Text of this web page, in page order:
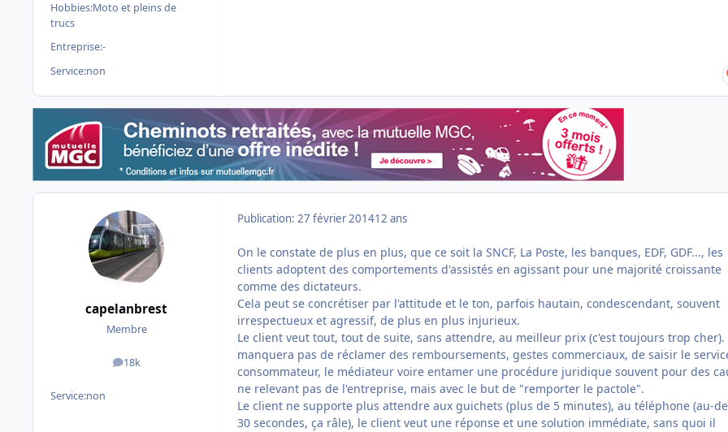
Hobbies:Moto et pleins de
trucs
Entreprise:-
Service:non
capelanbrest
Membre
18k
messages
Service:non
Publication: 27 février 201412 ans
On le constate de plus en plus, que ce soit la SNCF, La Poste, les banques, EDF, GDF..., les
clients adoptent des comportements d'assistés en agissant pour une majorité croissante
comme des dictateurs.
Cela peut se concrétiser par l'attitude et le ton, parfois hautain, condescendant, souvent
irrespectueux et agressif, de plus en plus injurieux.
Le client veut tout, tout de suite, sans attendre, au meilleur prix (c'est toujours trop
manquera pas de réclamer des remboursements, gestes commerciaux, de saisir le
consommateur, le médiateur voire entamer une procédure juridique souvent pour des
ne relevant pas de l'entreprise, mais avec le but de "remporter le pactole".
Le client ne supporte plus attendre aux guichets (plus de 5 minutes), au téléphone (au-
30 secondes, ça râle), le client veut une réponse et une solution immédiate, sans quoi il